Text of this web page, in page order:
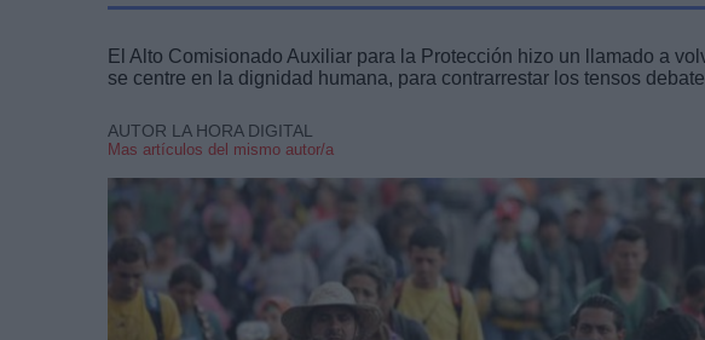
El Alto Comisionado Auxiliar para la Protección hizo un llamado a
se centre en la dignidad humana, para contrarrestar los tensos
AUTOR LA HORA DIGITAL
Mas artículos del mismo autor/a